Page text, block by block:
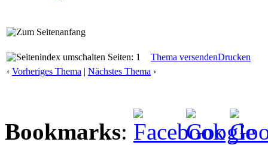
Seiten: 1 Thema versendenDrucken
‹ Vorheriges Thema | Nächstes Thema ›
Bookmarks: